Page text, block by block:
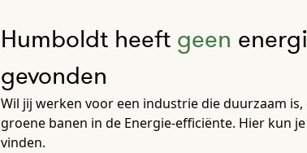
Humboldt heeft geen
gevonden
Wil jij werken voor een industrie die duurzaam
groene banen in de Energie-efficiënte. Hier kun
vinden.